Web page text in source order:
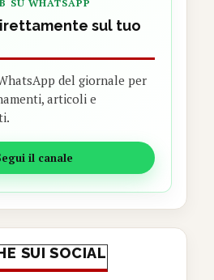
SU WHATSAPP
sul tuo
del giornale per
articoli e
il canale
SUI SOCIAL